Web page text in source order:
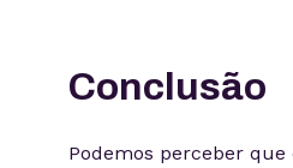
Conclusão
Podemos perceber